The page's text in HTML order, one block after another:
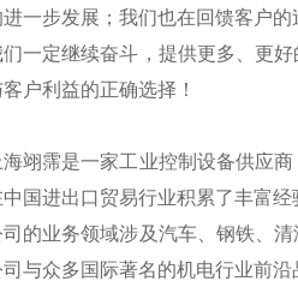
进一步发展；我们也在回馈客户的
们一定继续奋斗，提供更多、更
户利益的正确选择！
海翊霈是一家工业控制设备供应
国进出口贸易行业积累了丰富经
司的业务领域涉及汽车、钢铁、
与众多国际著名的机电行业前沿